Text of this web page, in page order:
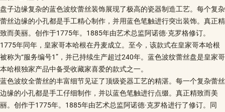
盘子边缘复杂的蓝色波纹蕾丝装饰展现了极高的瓷器制造工艺。每个复杂
蕾丝边缘的小孔都是手工精心制作，并用蓝色笔触进行突出装饰。真正精
致而美丽。创作于1775年。1885年由艺术总监阿诺德·克罗格修订。
1775年同年，皇家哥本哈根在丹麦成立。至今，该款式在皇家哥本哈根
被称为“服务编号1”，并已持续生产超过240年。蓝色波纹蕾丝盘是皇家哥
本哈根独家产品中备受收藏家喜爱的款式之一。
蓝色波纹全蕾丝的丰富细节见证了顶级瓷器工艺的精湛。每一个复杂蕾丝
边缘的小孔都是手工仔细制作，并以蓝色笔触进行点缀。真正精致而美
丽。创作于1775年。1885年由艺术总监阿诺德·克罗格进行了修订。同